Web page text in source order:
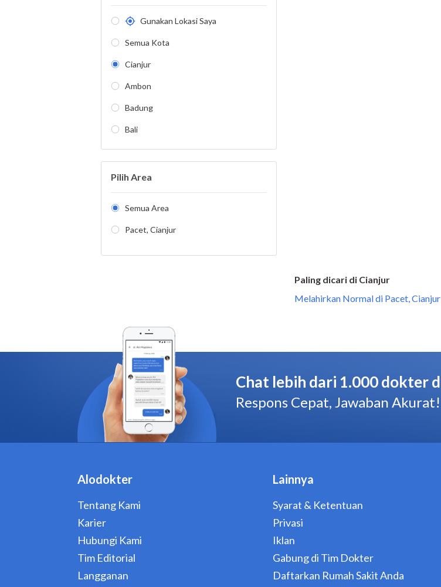
Paling dicari di Cianjur
Melahirkan Normal di Pacet, Cianjur